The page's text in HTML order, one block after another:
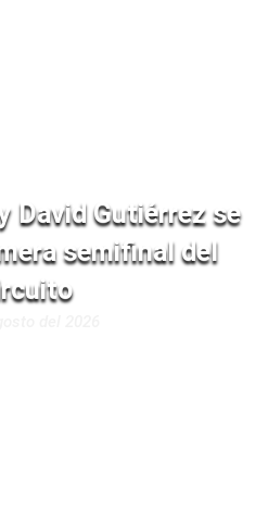
David Gutiérrez se
semifinal del